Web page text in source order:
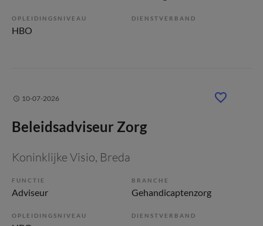
OPLEIDINGSNIVEAU
HBO
DIENSTVERBAND
10-07-2026
Beleidsadviseur Zorg
Koninklijke Visio, Breda
FUNCTIE
Adviseur
BRANCHE
Gehandicaptenzorg
OPLEIDINGSNIVEAU DIENSTVERBAND